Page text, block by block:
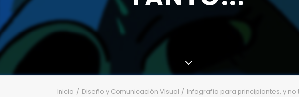
Inicio Diseño y Comunicación VIsual Infografía para principiantes, y no